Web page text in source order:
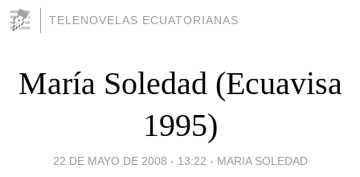
TELENOVELAS ECUATORIANAS
María Soledad (Ecuavisa
1995)
22 DE MAYO DE 2008 - 13:22 - MARIA SOLEDAD